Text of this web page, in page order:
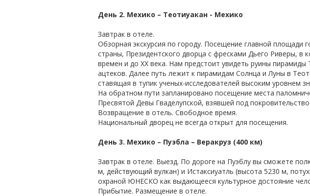
День 2. Мехико – Теотиуакан - Мехико
Завтрак в отеле.
Обзорная экскурсия по городу. Посещение главной площади
страны, Президентского дворца с фресками Дьего Риверы, в
времен и до XX века. Нам предстоит увидеть руины
ацтеков. Далее путь лежит к пирамидам Солнца и Луны в
ставящая в тупик ученых-исследователей высоким уровнем
На обратном пути запланировано посещение места
Пресвятой Девы Гваделупской, взявшей под
Возвращение в отель. Свободное время.
Национальный дворец не всегда открыт для посещения.
День 3. Мехико – Пуэбла – Веракруз (400 км)
Завтрак в отеле. Выезд. По дороге на Пуэблу вы сможете
м, действующий вулкан) и Истаксиуатль (высота 5230 м,
охраной ЮНЕСКО как выдающееся культурное достояние
Прибытие. Размещение в отеле.